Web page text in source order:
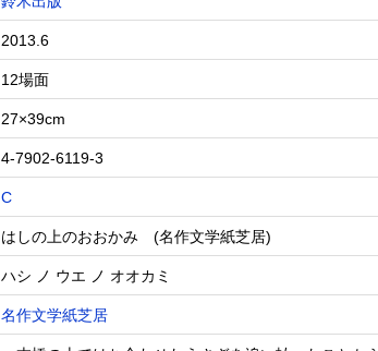
2013.6
12場面
27×39cm
4-7902-6119-3
C
はしの上のおおかみ (名作文学紙芝居)
ハシ ノ ウエ ノ オオカミ
名作文学紙芝居